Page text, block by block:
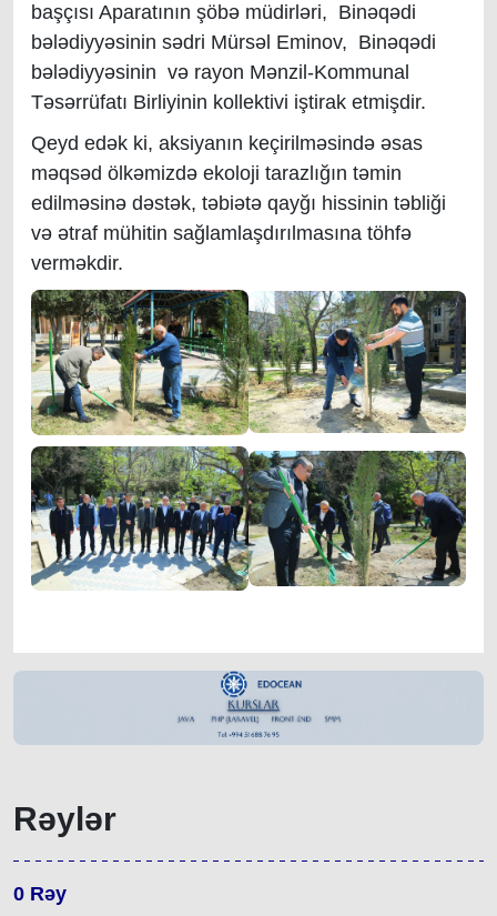
başçısı Aparatının şöbə müdirləri, Binəqədi
bələdiyyəsinin sədri Mürsəl Eminov, Binəqədi
bələdiyyəsinin və rayon Mənzil-Kommunal
Təsərrüfatı Birliyinin kollektivi iştirak etmişdir.
Qeyd edək ki, aksiyanın keçirilməsində əsas
məqsəd ölkəmizdə ekoloji tarazlığın təmin
edilməsinə dəstək, təbiətə qayğı hissinin təbliği
və ətraf mühitin sağlamlaşdırılmasına töhfə
verməkdir.
Rəylər
0 Rəy